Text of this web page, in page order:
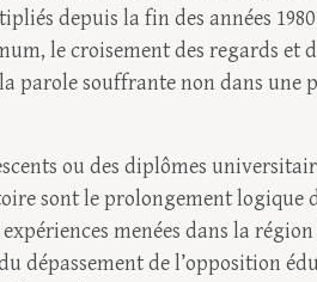
depuis la fin des années
le croisement des regards et
parole souffrante non dans une
ou des diplômes
sont le prolongement logique
menées dans la
dépassement de l’opposition